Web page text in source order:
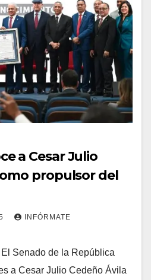
a Cesar Julio
propulsor del
INFÓRMATE
Senado de la República
a Cesar Julio Cedeño Ávila